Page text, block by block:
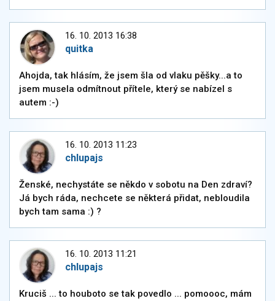
16. 10. 2013 16:38
quitka
Ahojda, tak hlásím, že jsem šla od vlaku pěšky...a to
jsem musela odmítnout přítele, který se nabízel s
autem :-)
16. 10. 2013 11:23
chlupajs
Ženské, nechystáte se někdo v sobotu na Den zdraví?
Já bych ráda, nechcete se některá přidat, nebloudila
bych tam sama :) ?
16. 10. 2013 11:21
chlupajs
Kruciš ... to houboto se tak povedlo ... pomoooc, mám